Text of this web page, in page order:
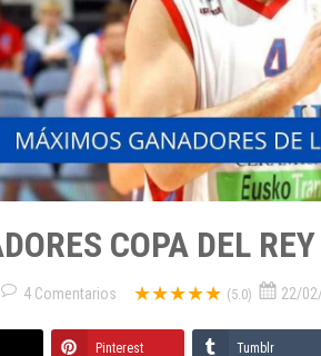
COPA DEL
4 Comentarios ★★★★★ (5.0) 22/
Pinterest Tumblr